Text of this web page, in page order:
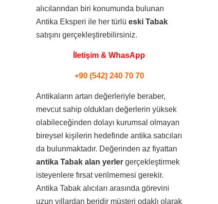
alıcılarından biri konumunda bulunan
Antika Eksperi ile her türlü eski Tabak
satışını gerçekleştirebilirsiniz.
İletişim & WhasApp
+90 (542) 240 70 70
Antikaların artan değerleriyle beraber,
mevcut sahip oldukları değerlerin yüksek
olabileceğinden dolayı kurumsal olmayan
bireysel kişilerin hedefinde antika satıcıları
da bulunmaktadır. Değerinden az fiyattan
antika Tabak alan yerler gerçekleştirmek
isteyenlere fırsat verilmemesi gerekir.
Antika Tabak alıcıları arasında görevini
uzun yıllardan beridir müşteri odaklı olarak